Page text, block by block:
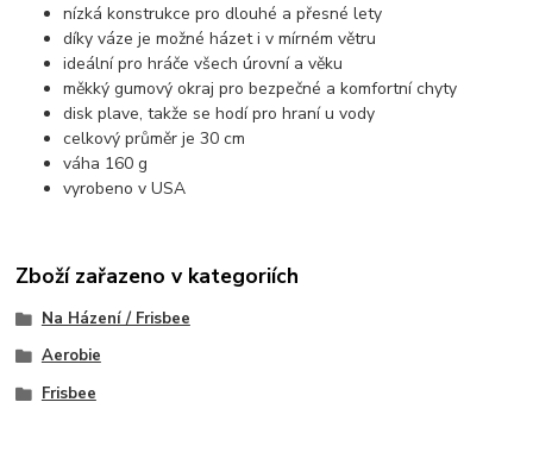
nízká konstrukce pro dlouhé a přesné lety
díky váze je možné házet i v mírném větru
ideální pro hráče všech úrovní a věku
měkký gumový okraj pro bezpečné a komfortní chyty
disk plave, takže se hodí pro hraní u vody
celkový průměr je 30 cm
váha 160 g
vyrobeno v USA
Zboží zařazeno v kategoriích
Na Házení / Frisbee
Aerobie
Frisbee